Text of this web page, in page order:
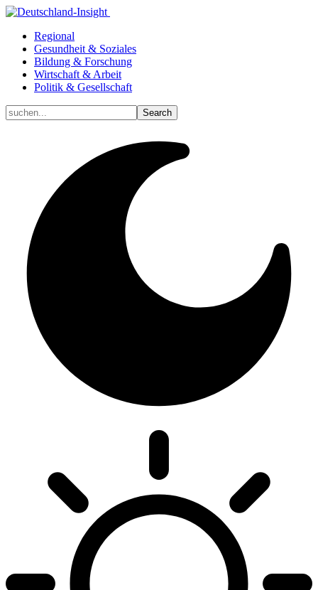
Regional
Gesundheit & Soziales
Bildung & Forschung
Wirtschaft & Arbeit
Politik & Gesellschaft